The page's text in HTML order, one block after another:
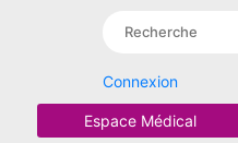
Connexion
Espace Médical